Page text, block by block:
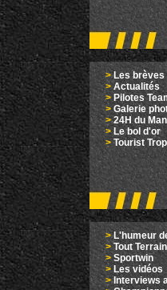
>Les brèves
> Actualités
> Pilotes
>Galerie
>24H du
>Le bol d'or
> Tourist
>L'humeur
> Tout Terrain
> Sportwin
> Les vidéos
> Interviews